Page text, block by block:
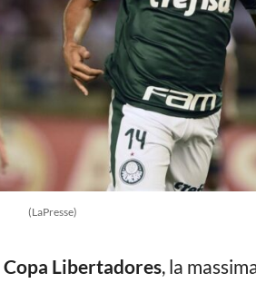
(LaPresse)
Copa Libertadores, la